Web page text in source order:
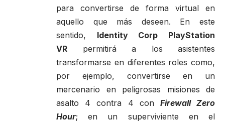
para convertirse de forma virtual en
aquello que más deseen. En este
sentido, Identity Corp PlayStation
VR permitirá a los asistentes
transformarse en diferentes roles como,
por ejemplo, convertirse en un
mercenario en peligrosas misiones de
asalto 4 contra 4 con Firewall Zero
Hour; en un superviviente en el